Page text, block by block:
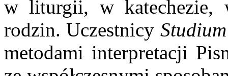
w liturgii, w katechezie,
rodzin. Uczestnicy Studium
metodami interpretacji